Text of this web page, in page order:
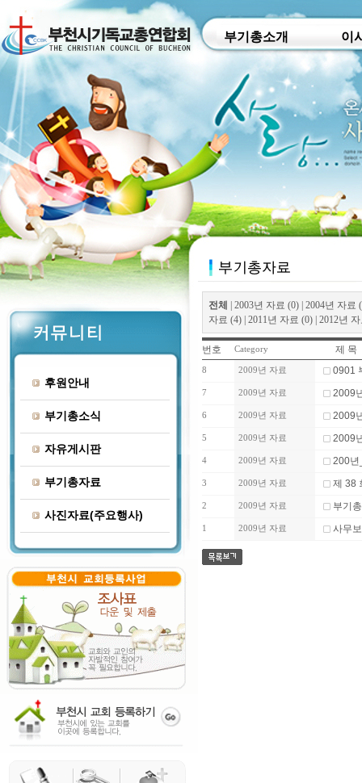
부기총소개 이
후원안내
부기총소식
자유게시판
부기총자료
사진자료(주요행사)
전체 2003년 자료 (0)| 2004년 자료
자료 (4)| 2011년 자료 (0)| 2012년
번호 Category 제 목
8 2009년 자료 0901
7 2009년 자료 2009
6 2009년 자료 2009
5 2009년 자료 2009
4 2009년 자료 200년
3 2009년 자료 제 38
2 2009년 자료 부기
1 2009년 자료 사무